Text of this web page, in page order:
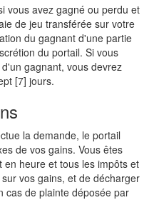
vous avez gagné ou perdu et
de jeu transférée sur votre
du gagnant d'une partie
du portail. Si vous
gagnant, vous devrez
[7] jours.
la demande, le portail
de vos gains. Vous êtes
heure et tous les impôts et
vos gains, et de décharger
cas de plainte déposée par